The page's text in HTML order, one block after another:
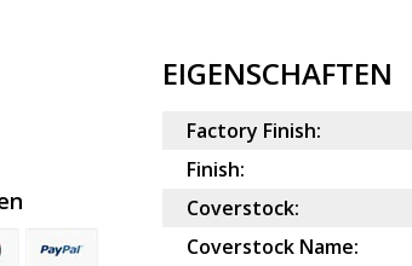
EIGENSCHAFTEN
Factory Finish:
Finish:
Coverstock:
Coverstock Name: